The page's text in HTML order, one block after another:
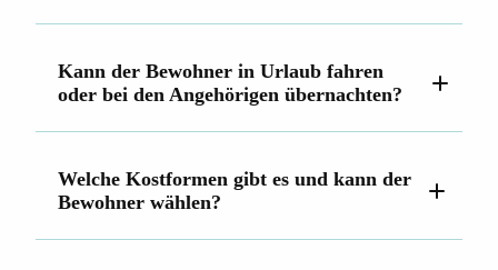
Kann der Bewohner in Urlaub fahren
oder bei den Angehörigen übernachten?
Welche Kostformen gibt es und kann der
Bewohner wählen?